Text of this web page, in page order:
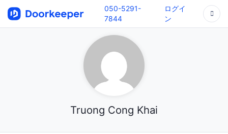
050-5291-
7844
ログイ
ン
Truong Cong Khai